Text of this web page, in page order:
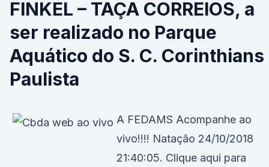
FINKEL – TAÇA CORREIOS, a
ser realizado no Parque
Aquático do S. C. Corinthians
Paulista
A FEDAMS Acompanhe ao
vivo!!!! Natação 24/10/2018
21:40:05. Clique aqui para